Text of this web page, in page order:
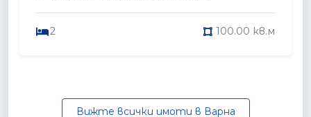
2 100.00 кв.м
Вижте всички имоти в Варна